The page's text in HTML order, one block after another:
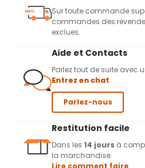
Sur toute commande
commandes des
exclues.
Aide et Contacts
Parlez tout de suite avec
Entrez en chat
Parlez-nous
Restitution facile
Dans les 14 jours à
la marchandise.